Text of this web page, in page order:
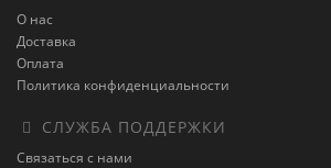
О нас
Доставка
Оплата
Политика конфиденциальности
СЛУЖБА ПОДДЕРЖКИ
Связаться с нами